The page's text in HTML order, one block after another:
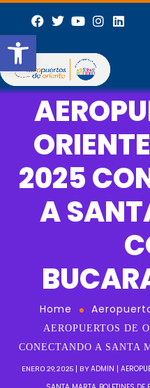
Abrir barra de herramientas
2025
A
Home
AEROPUERTOS DE
CONECTANDO A SANTA
ENERO 29, 2025 BYADMIN